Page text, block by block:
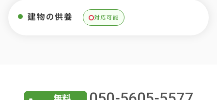
建物の供養 対応可能